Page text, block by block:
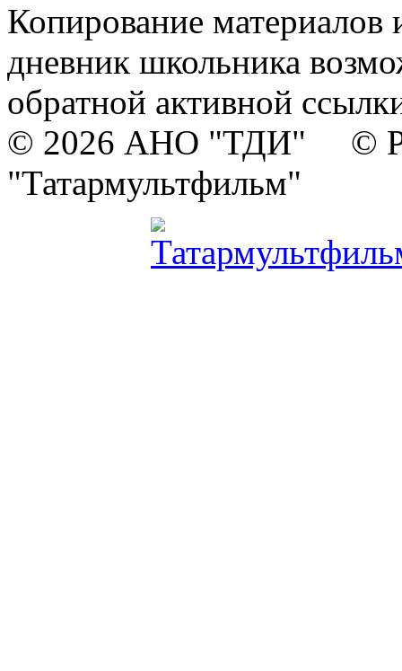
Копирование материалов
дневник школьника
обратной активной
© 2026 АНО "ТДИ" ©
"Татармультфильм"